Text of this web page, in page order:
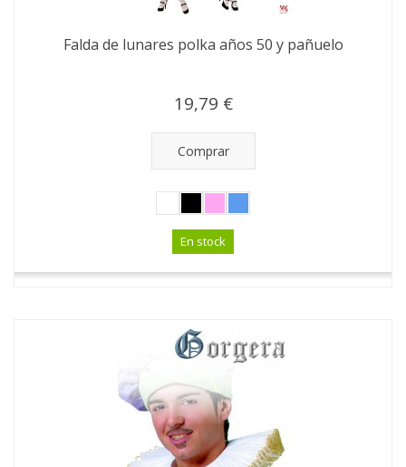
Falda de lunares polka años 50 y pañuelo
19,79 €
Comprar
En stock